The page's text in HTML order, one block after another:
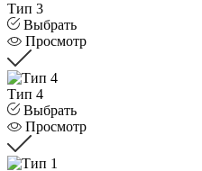
Тип 3
Выбрать
Просмотр
Тип 4
Выбрать
Просмотр